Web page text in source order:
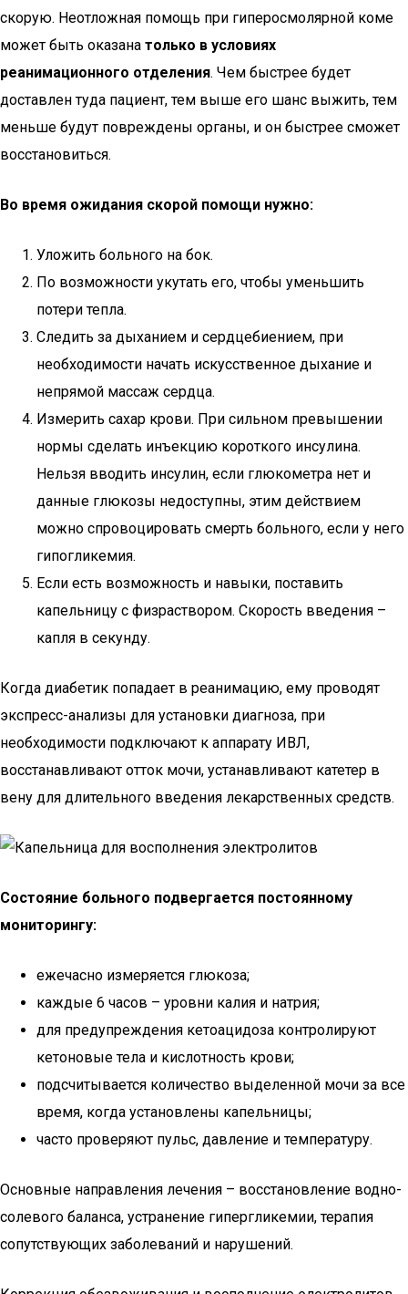
скорую. Неотложная помощь при гиперосмолярной коме
может быть оказана только в условиях
реанимационного отделения. Чем быстрее будет
доставлен туда пациент, тем выше его шанс выжить, тем
меньше будут повреждены органы, и он быстрее сможет
восстановиться.
Во время ожидания скорой помощи нужно:
Уложить больного на бок.
По возможности укутать его, чтобы уменьшить
потери тепла.
Следить за дыханием и сердцебиением, при
необходимости начать искусственное дыхание и
непрямой массаж сердца.
Измерить сахар крови. При сильном превышении
нормы сделать инъекцию короткого инсулина.
Нельзя вводить инсулин, если глюкометра нет и
данные глюкозы недоступны, этим действием
можно спровоцировать смерть больного, если у него
гипогликемия.
Если есть возможность и навыки, поставить
капельницу с физраствором. Скорость введения –
капля в секунду.
Когда диабетик попадает в реанимацию, ему проводят
экспресс-анализы для установки диагноза, при
необходимости подключают к аппарату ИВЛ,
восстанавливают отток мочи, устанавливают катетер в
вену для длительного введения лекарственных средств.
Состояние больного подвергается постоянному
мониторингу:
ежечасно измеряется глюкоза;
каждые 6 часов – уровни калия и натрия;
для предупреждения кетоацидоза контролируют
кетоновые тела и кислотность крови;
подсчитывается количество выделенной мочи за все
время, когда установлены капельницы;
часто проверяют пульс, давление и температуру.
Основные направления лечения – восстановление водно-
солевого баланса, устранение гипергликемии, терапия
сопутствующих заболеваний и нарушений.